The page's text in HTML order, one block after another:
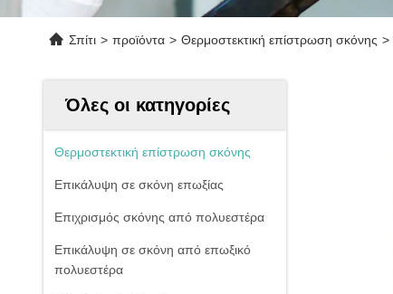
Σπίτι > προϊόντα > Θερμοστεκτική επίστρωση σκόνης >
Όλες οι κατηγορίες
Θερμοστεκτική επίστρωση σκόνης
Επικάλυψη σε σκόνη επωξίας
Επιχρισμός σκόνης από πολυεστέρα
Επικάλυψη σε σκόνη από επωξικό
πολυεστέρα